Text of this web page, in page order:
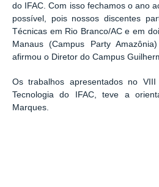
do IFAC. Com isso fechamos o ano
possível, pois nossos discentes
Técnicas em Rio Branco/AC e em
Manaus (Campus Party
afirmou o Diretor do Campus
Os trabalhos apresentados no
Tecnologia do IFAC, teve a
Marques.